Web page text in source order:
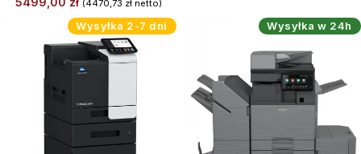
(4470,73 złnetto)
Wysyłka 2-7 dni Wysyłka w 24h